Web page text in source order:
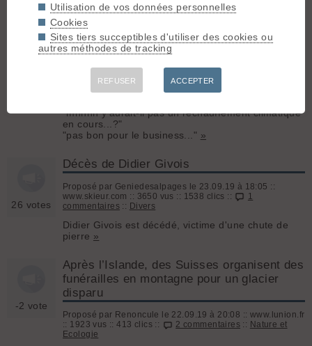
-4 vote
Grande Motte d'automne... pour combien de
temps?
Proposé par stephdemau le 24.09.19 à 16:43 ::
Nature et Ecologie
Deux canicules, une sécheresse en cours et la
"mhhhh y'aurait-il pas un réchauffement climatique
en cours...?"
"pas bon pour le business..." »
26 votes
Décès de Didier Givois
Proposé par Geniedesalpages le 23.09.19 à 18:05 ::
www.skieur.com :: 3650 vus :: 1538 clics ::
1
commentaires :: Divers
Didier Givois est décédé, victime d'une chute de
pierre »
-2 vote
Après l’Islande, des Suisses organisent des
funérailles en montagne pour un glacier
disparu
Proposé par Renoncule le 22.09.19 à 20:08 :: www.lunion.fr
:: 1923 vus :: 413 clics ::
2 commentaires :: Nature et
Ecologie
Utilisation de vos données personnelles
Cookies
Sites tiers succeptibles d'utiliser des cookies ou
autres méthodes de tracking
REFUSER ACCEPTER